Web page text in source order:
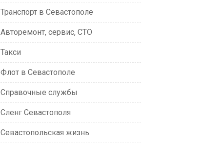
Транспорт в Севастополе
Авторемонт, сервис, СТО
Такси
Флот в Севастополе
Справочные службы
Сленг Севастополя
Севастопольская жизнь